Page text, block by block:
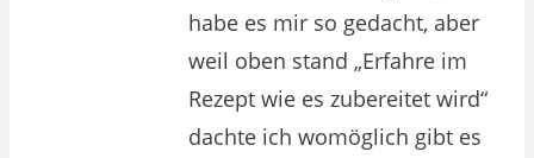
habe es mir so gedacht, aber
weil oben stand „Erfahre im
Rezept wie es zubereitet wird“
dachte ich womöglich gibt es